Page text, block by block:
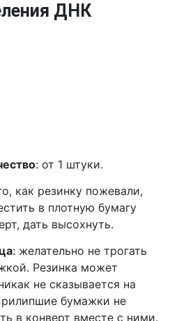
ДНК
: от 1 штуки.
как резинку пожевали,
в плотную бумагу
дать высохнуть.
: желательно не трогать
Резинка может
не сказывается на
бумажки не
в конверт вместе с ними.